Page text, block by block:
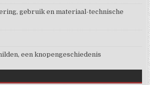
gebruik en materiaal-technische
een knopengeschiedenis